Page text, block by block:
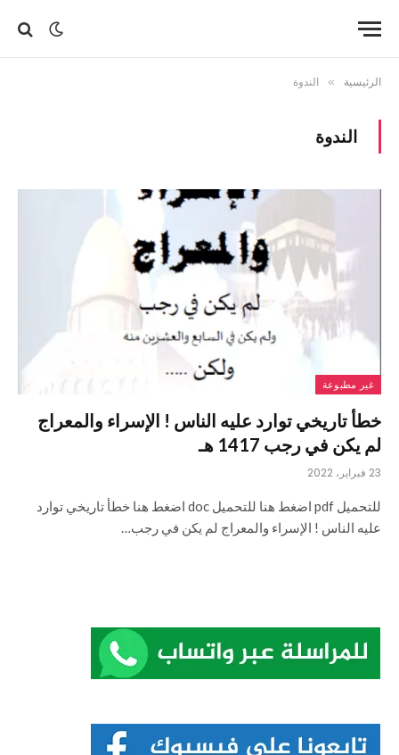
الرئيسية » الندوة
الندوة
غير مطبوعة
خطأ تاريخي توارد عليه الناس ! الإسراء والمعراج
لم يكن في رجب 1417 هـ
23 فبراير، 2022
للتحميل pdf اضغط هنا للتحميل doc اضغط هنا خطأ تاريخي توارد
عليه الناس ! الإسراء والمعراج لم يكن في رجب…